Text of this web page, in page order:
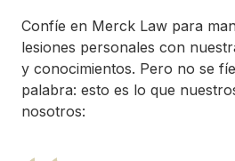
Confíe en Merck Law para
lesiones personales con
y conocimientos. Pero no se
palabra: esto es lo que
nosotros: